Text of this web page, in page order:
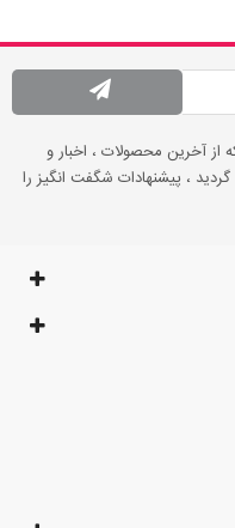
از آخرین محصولات ، اخبار و
، پیشنهادات شگفت انگیز را